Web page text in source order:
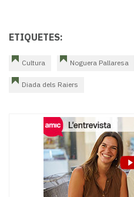
ETIQUETES:
Cultura Noguera Pallaresa
Diada dels Raiers